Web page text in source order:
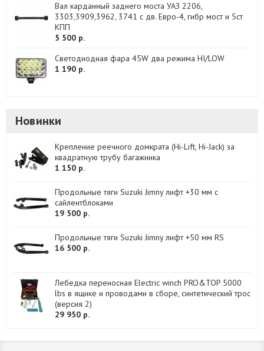
Вал карданный заднего моста УАЗ 2206,
3303,3909,3962, 3741 с дв. Евро-4, гибр мост и 5ст
КПП
5 500 р.
Светодиодная фара 45W два режима HI/LOW
1 190 р.
Новинки
Крепление реечного домкрата (Hi-Lift, Hi-Jack) за
квадратную трубу багажника
1 150 р.
Продольные тяги Suzuki Jimny лифт +30 мм с
сайлентблоками
19 500 р.
Продольные тяги Suzuki Jimny лифт +50 мм RS
16 500 р.
Лебедка переносная Electric winch PRO&TOP 5000
lbs в ящике и проводами в сборе, синтетический трос
(версия 2)
29 950 р.